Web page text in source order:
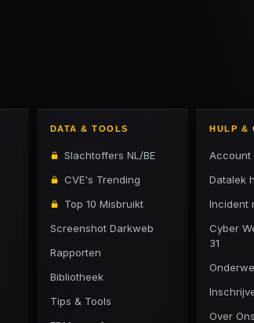
DATA & TOOLS
Slachtoffers NL/BE
CVE's Trending
Top 10 Misbruikt
Screenshot Darkweb
Rapporten
Bibliotheek
Tips & Tools
HULP &
Account
Datalek
Incident
Cyber
31
Over Ons